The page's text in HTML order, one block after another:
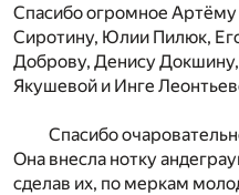
Спасибо огромное
Сиротину, Юлии Пилюк,
Доброву, Денису
Якушевой и Инге
Спасибо
Она внесла нотку
сделав их, по меркам